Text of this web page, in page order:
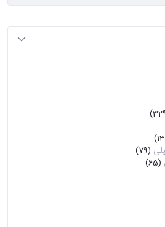
(79)
(65)